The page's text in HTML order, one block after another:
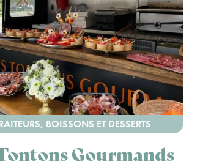
BOISSONS ET DESSERTS
Gourmands